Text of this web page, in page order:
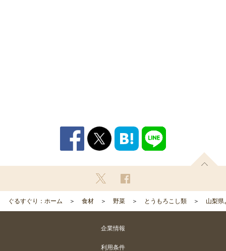
ぐるすぐり：ホーム 食材 野菜 とうもろこし類 山梨
企業情報
利用条件